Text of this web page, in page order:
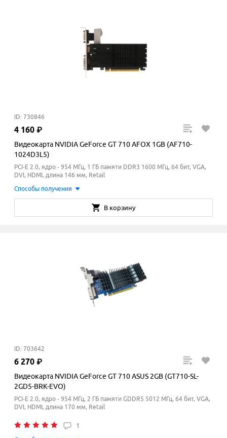
ID: 730846
4 160 ₽
Видеокарта NVIDIA GeForce GT 710 AFOX 1GB (AF710-
1024D3L5)
PCI-E 2.0, ядро - 954 МГц, 1 ГБ памяти DDR3 1600 МГц, 64 бит, VGA,
DVI, HDMI, длина 146 мм, Retail
Способы получения
В корзину
ID: 703642
6 270 ₽
Видеокарта NVIDIA GeForce GT 710 ASUS 2GB (GT710-SL-
2GD5-BRK-EVO)
PCI-E 2.0, ядро - 954 МГц, 2 ГБ памяти GDDR5 5012 МГц, 64 бит, VGA,
DVI, HDMI, длина 170 мм, Retail
1